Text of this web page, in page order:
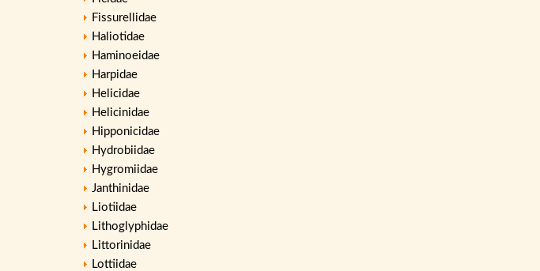
Fissurellidae
Haliotidae
Haminoeidae
Harpidae
Helicidae
Helicinidae
Hipponicidae
Hydrobiidae
Hygromiidae
Janthinidae
Liotiidae
Lithoglyphidae
Littorinidae
Lottiidae